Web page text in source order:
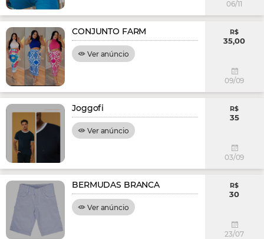
06/11
CONJUNTO FARM
Ver anúncio
R$
35,00
09/09
Joggofi
Ver anúncio
R$
35
03/09
BERMUDAS BRANCA
Ver anúncio
R$
30
23/07